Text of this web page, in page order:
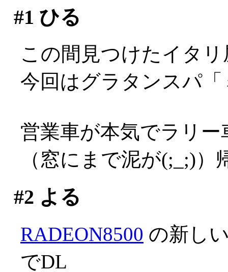
#1 ひる
この間見つけたイタ
今回はグラタンスパ
営業車が本気でラリ
（窓にまで泥が(;_;)）
#2 よる
RADEON8500 の新し
でDL